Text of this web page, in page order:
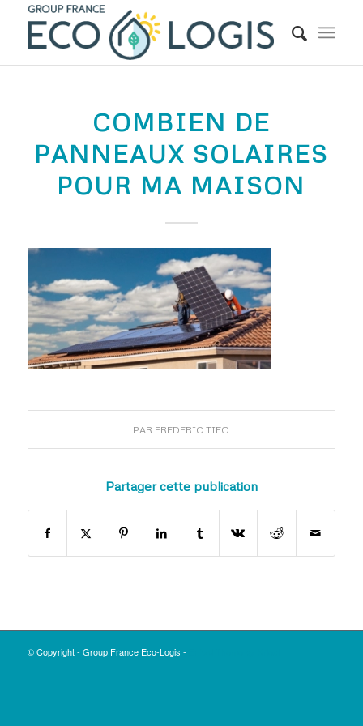
COMBIEN DE
PANNEAUX SOLAIRES
POUR MA MAISON
PAR FREDERIC TIEO
Partager cette publication
© Copyright - Group France Eco-Logis -